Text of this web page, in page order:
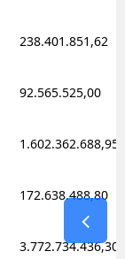
238.401.851,62
92.565.525,00
1.602.362.688,95
172.638.488,80
3.772.734.436,30